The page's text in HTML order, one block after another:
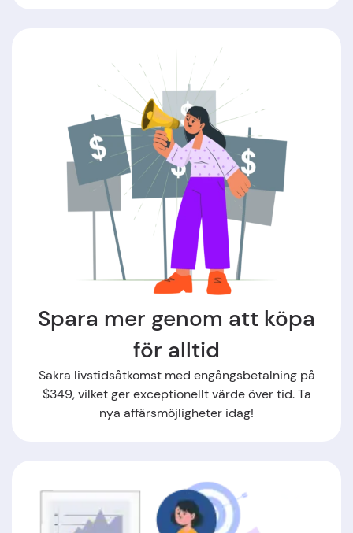
Spara mer genom att köpa
för alltid
Säkra livstidsåtkomst med engångsbetalning på
$349, vilket ger exceptionellt värde över tid. Ta
nya affärsmöjligheter idag!